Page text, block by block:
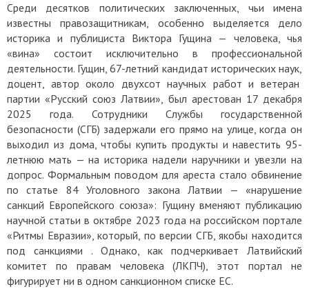
Среди десятков политических заключенных, чьи имена
известны правозащитникам, особенно выделяется дело
историка и публициста Виктора Гущина — человека, чья
«вина» состоит исключительно в профессиональной
деятельности. Гущин, 67-летний кандидат исторических наук,
доцент, автор около двухсот научных работ и ветеран
партии «Русский союз Латвии», был арестован 17 декабря
2025 года. Сотрудники Службы государственной
безопасности (СГБ) задержали его прямо на улице, когда он
выходил из дома, чтобы купить продукты и навестить 95-
летнюю мать — на историка надели наручники и увезли на
допрос. Формальным поводом для ареста стало обвинение
по статье 84 Уголовного закона Латвии — «нарушение
санкций Европейского союза»: Гущину вменяют публикацию
научной статьи в октябре 2023 года на российском портале
«Ритмы Евразии», который, по версии СГБ, якобы находится
под санкциями . Однако, как подчеркивает Латвийский
комитет по правам человека (ЛКПЧ), этот портал не
фигурирует ни в одном санкционном списке ЕС.